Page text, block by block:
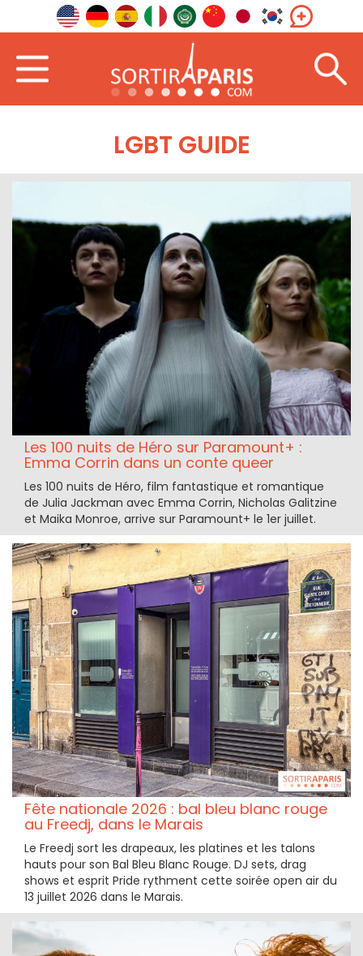
LGBT GUIDE
Les 100 nuits de Héro sur Paramount+ :
Emma Corrin dans un conte queer
Les 100 nuits de Héro, film fantastique et romantique
de Julia Jackman avec Emma Corrin, Nicholas Galitzine
et Maika Monroe, arrive sur Paramount+ le 1er juillet.
Fête nationale 2026 : bal bleu blanc rouge
au Freedj, dans le Marais
Le Freedj sort les drapeaux, les platines et les talons
hauts pour son Bal Bleu Blanc Rouge. DJ sets, drag
shows et esprit Pride rythment cette soirée open air du
13 juillet 2026 dans le Marais.